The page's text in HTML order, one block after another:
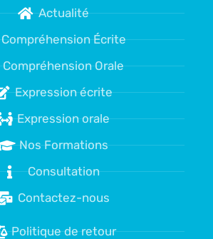
Actualité
Compréhension Écrite
Compréhension Orale
Expression écrite
Expression orale
Nos Formations
Consultation
Contactez-nous
Politique de retour